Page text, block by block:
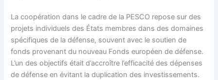
La coopération dans le cadre de la PESCO repose sur des
projets individuels des États membres dans des domaines
spécifiques de la défense, souvent avec le soutien de
fonds provenant du nouveau Fonds européen de défense.
L’un des objectifs était d’accroître l’efficacité des dépenses
de défense en évitant la duplication des investissements.